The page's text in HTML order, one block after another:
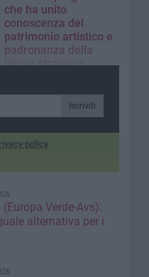
che ha unito
conoscenza del
patrimonio artistico e
padronanza della
lingua straniera
dell'Istituto "Santarella" di
Corato protagonisti in
"Dall'Ofanto alla Senna: il
viaggio nell'arte del De
Nittis"
Iscriviti
policy
Verde-Avs):
alternativa per i